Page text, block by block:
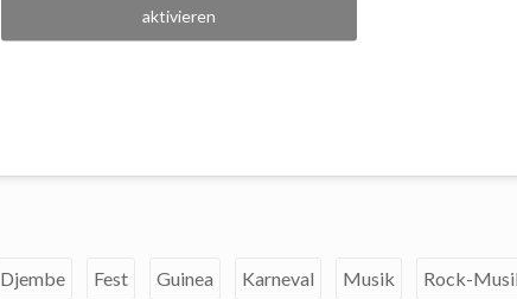
aktivieren
Djembe Fest Guinea Karneval Musik Rock-